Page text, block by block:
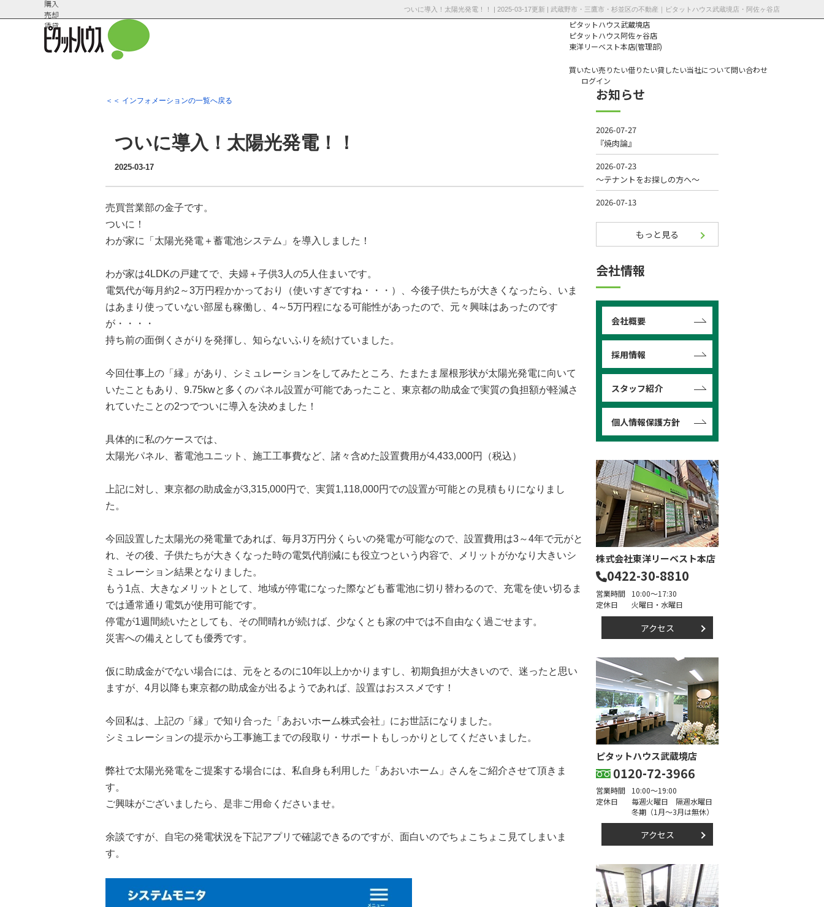
ついに導入！太陽光発電！！ | 2025-03-17更新 | 武蔵野市・三鷹市・杉並区の不動産｜ピタットハウス武蔵境店・阿佐ヶ谷店
購入
売却
賃貸
ピタットハウス武蔵境店
ピタットハウス阿佐ヶ谷店
東洋リーベスト本店(管理部)
買いたい売りたい借りたい貸したい当社について
介
報
問い合わせ
ログイン
＜＜ インフォメーションの一覧へ戻る
ついに導入！太陽光発電！！
2025-03-17
売買営業部の金子です。
ついに！
わが家に「太陽光発電＋蓄電池システム」を導入しました！
わが家は4LDKの戸建てで、夫婦＋子供3 人の5 人住まいです。
電気代が毎月約2 ～3万円程かかっており（使いすぎですね・・・）、今後子供たちが大きくなったら、いま
はあまり使っていない部屋も稼働し、 4～5万円程になる可能性があったので、元々興味はあったのです
が・・・・
持ち前の面倒くさがりを発揮し、知らないふりを続けていました。
今回仕事上の「縁」があり、シミュレーションをしてみたところ、たまたま屋根形状が太陽光発電に向いて
いたこともあり、 9.75kwと多くのパネル設置が可能であったこと、東京都の助成金で実質の負担額が軽減さ
れていたことの2つでついに導入を決めました！
具体的に私のケースでは、
太陽光パネル、蓄電池ユニット、施工工事費など、諸々含めた設置費用が4,433,000円（税込）
上記に対し、東京都の助成金が3,315,000円で、実質1,118,000円での設置が可能との見積もりになりまし
た。
今回設置した太陽光の発電量であれば、毎月 3万円分くらいの発電が可能なので、設置費用は3～4年で元がと
れ、その後、子供たちが大きくなった時の電気代削減にも役立つという内容で、メリットがかなり大きいシ
ミュレーション結果となりました。
もう 1点、大きなメリットとして、地域が停電になった際なども蓄電池に切り替わるので、充電を使い切るま
では通常通り電気が使用可能です。
停電が1週間続いたとしても、その間晴れが続けば、少なくとも家の中では不自由なく過ごせます。
災害への備えとしても優秀です。
仮に助成金がでない場合には、元をとるのに10年以上かかりますし、初期負担が大きいので、迷ったと思い
ますが、 4月以降も東京都の助成金が出るようであれば、設置はおススメです！
今回私は、上記の「縁」で知り合った「あおいホーム株式会社」にお世話になりました。
シミュレーションの提示から工事施工までの段取り・サポートもしっかりとしてくださいました。
弊社で太陽光発電をご提案する場合には、私自身も利用した「あおいホーム」さんをご紹介させて頂きま
す。
ご興味がございましたら、是非ご用命くださいませ。
余談ですが、自宅の発電状況を下記アプリで確認できるのですが、面白いのでちょこちょこ見てしまいま
す。
お知らせ
もっと見る
会社情報
会社概要
採用情報
スタッフ紹介
個人情報保護方針
株式会社東洋リーベスト本店
0422-30-8810
営業時間
10:00～17:30
定休日
火曜日・水曜日
アクセス
ピタットハウス武蔵境店
0120-72-3966
営業時間
10:00～19:00
定休日
毎週火曜日 隔週水曜日
冬期（1月～3月は無休）
アクセス